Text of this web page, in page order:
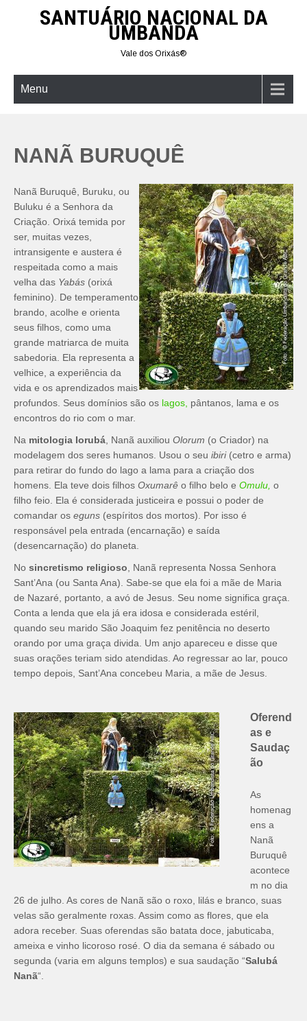
SANTUÁRIO NACIONAL DA
UMBANDA
Vale dos Orixás®
Menu
NANÃ BURUQUÊ
Nanã Buruquê, Buruku, ou
Buluku é a Senhora da
Criação. Orixá temida por
ser, muitas vezes,
intransigente e austera é
respeitada como a mais
velha das Yabás (orixá
feminino). De temperamento
brando, acolhe e orienta
seus filhos, como uma
grande matriarca de muita
sabedoria. Ela representa a
velhice, a experiência da
vida e os aprendizados mais
profundos. Seus domínios são os lagos, pântanos, lama e os
encontros do rio com o mar.
Na mitologia Iorubá , Nanã auxiliou Olorum (o Criador) na
modelagem dos seres humanos. Usou o seu ibiri(cetro e arma)
para retirar do fundo do lago a lama para a criação dos
homens. Ela teve dois filhos Oxumarê o filho belo e Omulu, o
filho feio. Ela é considerada justiceira e possui o poder de
comandar os eguns (espíritos dos mortos). Por isso é
responsável pela entrada (encarnação) e saída
(desencarnação) do planeta.
No sincretismo religioso , Nanã representa Nossa Senhora
Sant’Ana (ou Santa Ana). Sabe-se que ela foi a mãe de Maria
de Nazaré, portanto, a avó de Jesus. Seu nome significa graça.
Conta a lenda que ela já era idosa e considerada estéril,
quando seu marido São Joaquim fez penitência no deserto
orando por uma graça divida. Um anjo apareceu e disse que
suas orações teriam sido atendidas. Ao regressar ao lar, pouco
tempo depois, Sant’Ana concebeu Maria, a mãe de Jesus.
Oferend
as e
Saudaç
ão
As
homenag
ens a
Nanã
Buruquê
acontece
m no dia
26 de julho. As cores de Nanã são o roxo, lilás e branco, suas
velas são geralmente roxas. Assim como as flores, que ela
adora receber. Suas oferendas são batata doce, jabuticaba,
ameixa e vinho licoroso rosé. O dia da semana é sábado ou
segunda (varia em alguns templos) e sua saudação “Salubá
Nanã“.